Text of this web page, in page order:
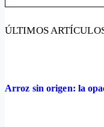
ÚLTIMOS
Arroz sin origen: la